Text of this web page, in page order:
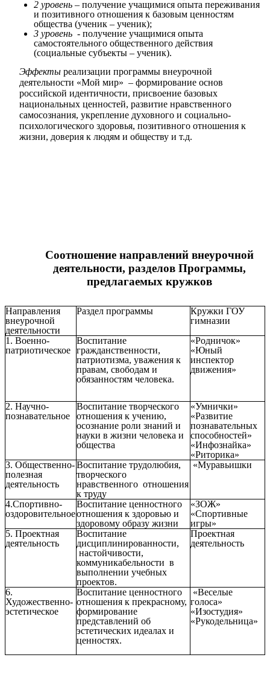
2 уровень – получение учащимися опыта переживания
и позитивного отношения к базовым ценностям
общества (ученик – ученик);
3 уровень - получение учащимися опыта
самостоятельного общественного действия
(социальные субъекты – ученик).
Эффекты реализации программы внеурочной
деятельности «Мой мир» – формирование основ
российской идентичности, присвоение базовых
национальных ценностей, развитие нравственного
самосознания, укрепление духовного и социально-
психологического здоровья, позитивного отношения к
жизни, доверия к людям и обществу и т.д.
Соотношение направлений внеурочной
деятельности, разделов Программы,
предлагаемых кружков
Направления
внеурочной
деятельности
Раздел программы
Кружки ГОУ
гимназии
1. Военно-
патриотическое
Воспитание
гражданственности,
патриотизма, уважения к
правам, свободам и
обязанностям человека.
«Родничок»
«Юный
инспектор
движения»
2. Научно-
познавательное
Воспитание творческого
отношения к учению,
осознание роли знаний и
науки в жизни человека и
общества
«Умнички»
«Развитие
познавательных
способностей»
«Инфознайка»
«Риторика»
3. Общественно-
полезная
деятельность
Воспитание трудолюбия,
творческого
нравственного отношения
к труду
«Муравьишки
4.Спортивно-
оздоровительное
Воспитание ценностного
отношения к здоровью и
здоровому образу жизни
«ЗОЖ»
«Спортивные
игры»
5. Проектная
деятельность
Воспитание
дисциплинированности,
настойчивости,
коммуникабельности в
выполнении учебных
проектов.
Проектная
деятельность
6.
Художественно-
эстетическое
Воспитание ценностного
отношения к прекрасному,
формирование
представлений об
эстетических идеалах и
ценностях.
«Веселые
голоса»
«Изостудия»
«Рукодельница»